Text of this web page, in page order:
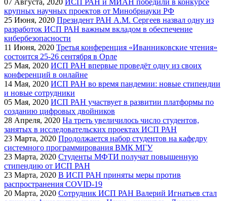
07 Августа, 2020 ИСП РАН и МИАН победили в конкурсе
крупных научных проектов от Минобрнауки РФ
25 Июня, 2020 Президент РАН А.М. Сергеев назвал одну из
разработок ИСП РАН важным вкладом в обеспечение
кибербезопасности
11 Июня, 2020 Третья конференция «Иванниковские чтения»
состоится 25-26 сентября в Орле
25 Мая, 2020 ИСП РАН впервые проведёт одну из своих
конференций в онлайне
14 Мая, 2020 ИСП РАН во время пандемии: новые стипендии
и новые сотрудники
05 Мая, 2020 ИСП РАН участвует в развитии платформы по
созданию цифровых двойников
28 Апреля, 2020 На треть увеличилось число студентов,
занятых в исследовательских проектах ИСП РАН
23 Марта, 2020 Продолжается набор студентов на кафедру
системного программирования ВМК МГУ
23 Марта, 2020 Студенты МФТИ получат повышенную
стипендию от ИСП РАН
23 Марта, 2020 В ИСП РАН приняты меры против
распространения COVID-19
20 Марта, 2020 Сотрудник ИСП РАН Валерий Игнатьев стал